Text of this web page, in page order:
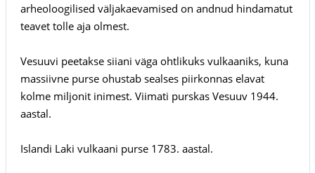
arheoloogilised väljakaevamised on andnud hindamatut
teavet tolle aja olmest.
Vesuuvi peetakse siiani väga ohtlikuks vulkaaniks, kuna
massiivne purse ohustab sealses piirkonnas elavat
kolme miljonit inimest. Viimati purskas Vesuuv 1944.
aastal.
Islandi Laki vulkaani purse 1783. aastal.